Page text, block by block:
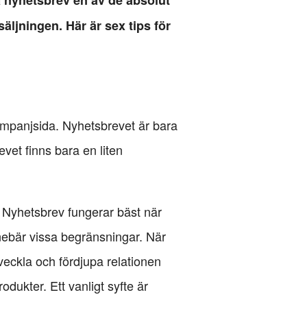
Här är sex tips för
Nyhetsbrevet är bara
finns bara en liten
fungerar bäst när
vissa begränsningar. När
och fördjupa relationen
Ett vanligt syfte är